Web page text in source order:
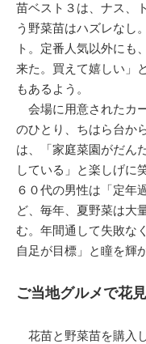
苗ベスト３は、ナス、
う野菜苗はハズレなし
ト。定番人気以外にも
来た。買えて嬉しい」
もあるよう。
会場に用意されたカ
のひとり、ちはら台か
は、「家庭菜園がだん
している」と楽しげに
６０代の男性は「定年
ど、毎年、夏野菜は大
む。年間通して失敗な
自足が目標」と瞳を輝
ご当地グルメで花見
花苗と野菜苗を購入